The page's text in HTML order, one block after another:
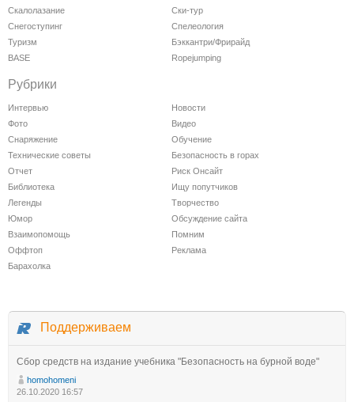
Скалолазание
Ски-тур
Снегоступинг
Спелеология
Туризм
Бэккантри/Фрирайд
BASE
Ropejumping
Рубрики
Интервью
Новости
Фото
Видео
Снаряжение
Обучение
Технические советы
Безопасность в горах
Отчет
Риск Онсайт
Библиотека
Ищу попутчиков
Легенды
Творчество
Юмор
Обсуждение сайта
Взаимопомощь
Помним
Оффтоп
Реклама
Барахолка
Поддерживаем
Сбор средств на издание учебника "Безопасность на бурной воде"
homohomeni
26.10.2020 16:57